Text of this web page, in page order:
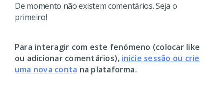
De momento não existem comentários. Seja o
primeiro!
Para interagir com este fenómeno (colocar like
ou adicionar comentários), inicie sessão ou crie
uma nova conta na plataforma.